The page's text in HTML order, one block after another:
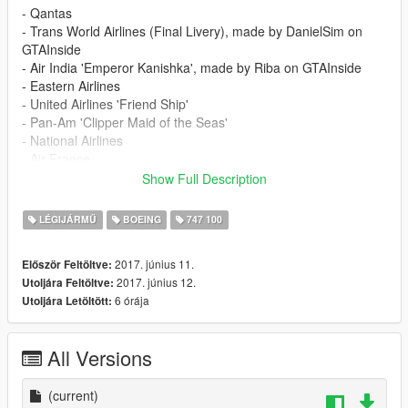
- Qantas
- Trans World Airlines (Final Livery), made by DanielSim on
GTAInside
- Air India 'Emperor Kanishka', made by Riba on GTAInside
- Eastern Airlines
- United Airlines 'Friend Ship'
- Pan-Am 'Clipper Maid of the Seas'
- National Airlines
- Iran Air (EP-IAM, The last 747-100 in passenger service
Installation instructions are included in the Readme.
Show Full Description
LÉGIJÁRMŰ BOEING 747 100
Először Feltöltve: 2017. június 11.
Utoljára Feltöltve: 2017. június 12.
Utoljára Letöltött: 6 órája
All Versions
(current)